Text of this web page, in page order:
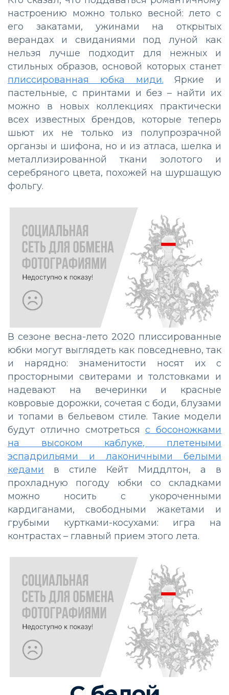
настроению можно только весной: лето с
его закатами, ужинами на открытых
верандах и свиданиями под луной как
нельзя лучше подходит для нежных и
стильных образов, основой которых станет
плиссированная юбка миди. Яркие и
пастельные, с принтами и без – найти их
можно в новых коллекциях практически
всех известных брендов, которые теперь
шьют их не только из полупрозрачной
органзы и шифона, но и из атласа, шелка и
металлизированной ткани золотого и
серебряного цвета, похожей на шуршащую
фольгу.
В сезоне весна-лето 2020 плиссированные
юбки могут выглядеть как повседневно, так
и нарядно: знаменитости носят их с
просторными свитерами и толстовками и
надевают на вечеринки и красные
ковровые дорожки, сочетая с боди, блузами
и топами в бельевом стиле. Такие модели
будут отлично смотретьсяс босоножками
на высоком каблуке, плетеными
эспадрильями и лаконичными белыми
кедами в стиле Кейт Миддлтон, а в
прохладную погоду юбки со складками
можно носить с укороченными
кардиганами, свободными жакетами и
грубыми куртками-косухами: игра на
контрастах – главный прием этого лета.